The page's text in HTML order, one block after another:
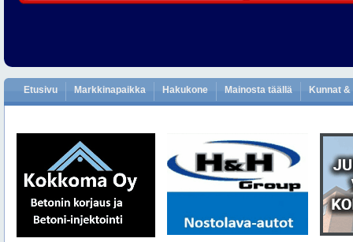
Etusivu Markkinapaikka Hakukone Mainosta täällä Kunnat